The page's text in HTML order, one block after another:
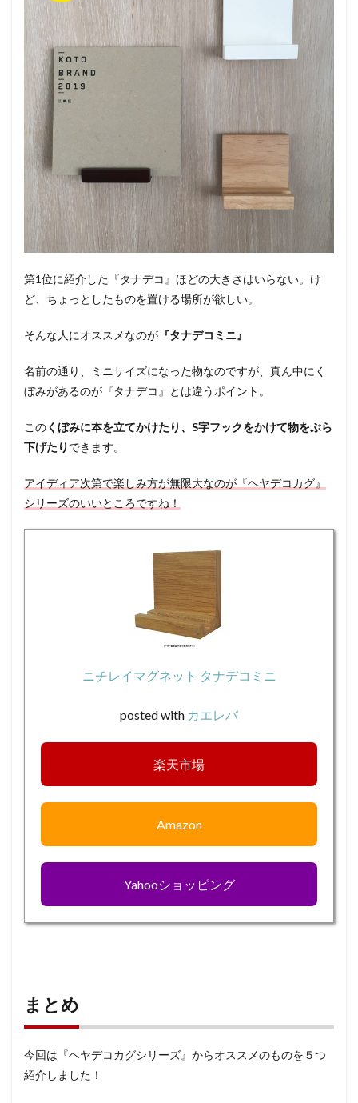
第1位に紹介した『タナデコ』ほどの大きさはいらない。け
ど、ちょっとしたものを置ける場所が欲しい。
そんな人にオススメなのが 『タナデコミニ』
名前の通り、ミニサイズになった物なのですが、真ん中にく
ぼみがあるのが『タナデコ』とは違うポイント。
このくぼみに本を立てかけたり、S字フックをかけて物をぶら
下げたり できます。
アイディア次第で楽しみ方が無限大なのが『ヘヤデコカグ』
シリーズのいいところですね！
ニチレイマグネット タナデコミニ
posted with カエレバ
楽天市場
Amazon
Yahooショッピング
まとめ
今回は『ヘヤデコカグシリーズ』からオススメのものを５つ
紹介しました！